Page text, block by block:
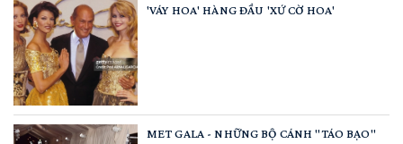
'VÁY HOA' HÀNG ĐẦU 'XỨ CỜ HOA'
MET GALA - NHỮNG BỘ CÁNH "TÁO BẠO"